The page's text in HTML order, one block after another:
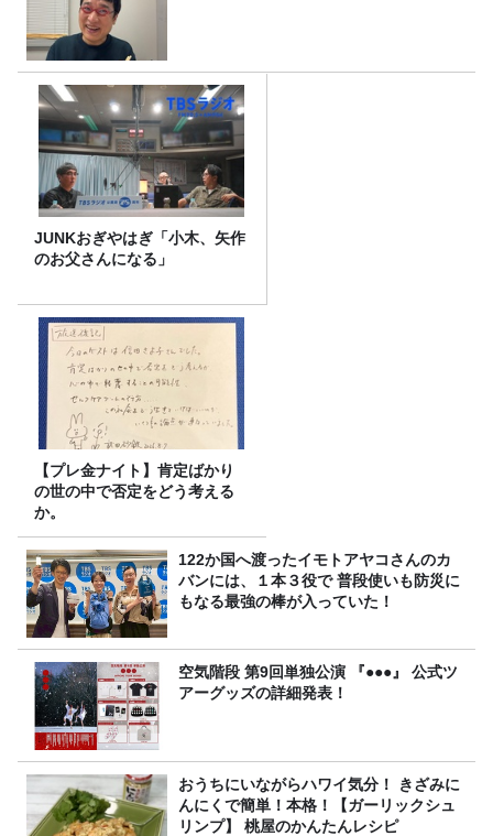
JUNKおぎやはぎ「小木、矢作
のお父さんになる」
【プレ金ナイト】肯定ばかり
の世の中で否定をどう考える
か。
122か国へ渡ったイモトアヤコさんのカ
バンには、１本３役で 普段使いも防災に
もなる最強の棒が入っていた！
空気階段 第9回単独公演 『●●●』 公式ツ
アーグッズの詳細発表！
おうちにいながらハワイ気分！ きざみに
んにくで簡単！本格！【ガーリックシュ
リンプ】 桃屋のかんたんレシピ